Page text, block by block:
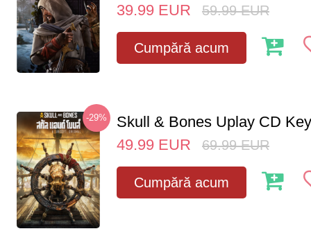
39.99 EUR 59.99 EUR
Cumpără acum
-29%
Skull & Bones Uplay CD
49.99 EUR 69.99 EUR
Cumpără acum